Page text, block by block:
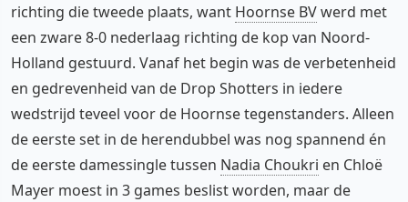
richting die tweede plaats, want Hoornse BVwerd met
een zware 8-0 nederlaag richting de kop van Noord-
Holland gestuurd. Vanaf het begin was de verbetenheid
en gedrevenheid van de Drop Shotters in iedere
wedstrijd teveel voor de Hoornse tegenstanders. Alleen
de eerste set in de herendubbel was nog spannend én
de eerste damessingle tussen Nadia Choukri en Chloë
Mayer moest in 3 games beslist worden, maar de